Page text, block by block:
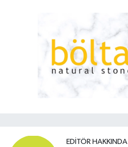
EDITÖR HAKKINDA